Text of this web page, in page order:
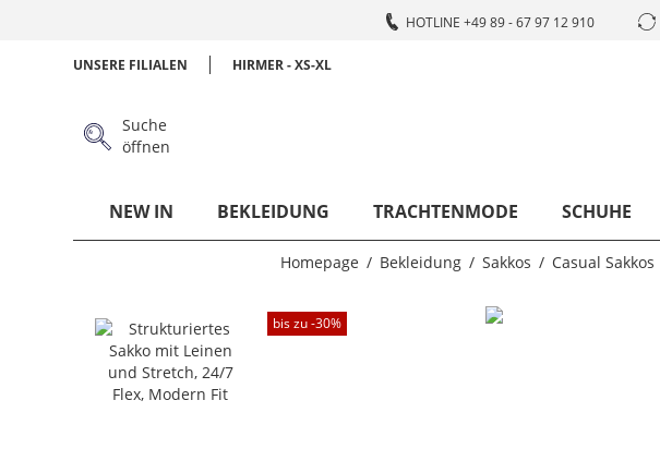
HOTLINE +49 89 - 67 97 12 910
UNSERE FILIALEN HIRMER - XS-XL
Suche
öffnen
NEW IN BEKLEIDUNG TRACHTENMODE SCHUHE
Homepage Bekleidung Sakkos Casual Sakkos
bis zu -30%